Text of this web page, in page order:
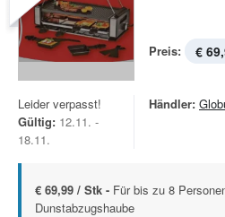
Preis: €
Leider verpasst!
Gültig: 12.11. -
18.11.
Händler:
€ 69,99 / Stk - Für bis zu 8
Dunstabzugshaube